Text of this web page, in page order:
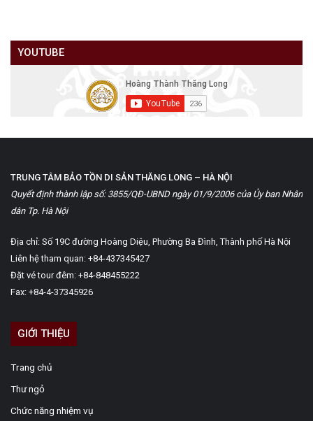
YOUTUBE
TRUNG TÂM BẢO TỒN DI SẢN THĂNG LONG – HÀ NỘI
Quyết định thành lập số: 3855/QĐ-UBND ngày 01/9/2006 của Ủy ban Nhân
dân Tp. Hà Nội
Địa chỉ: Số 19C đường Hoàng Diệu, Phường Ba Đình, Thành phố Hà Nội
Liên hệ tham quan: +84-437345427
Đặt vé tour đêm: +84-848455222
Fax: +84-4-37345926
GIỚI THIỆU
Trang chủ
Thư ngỏ
Chức năng nhiệm vụ